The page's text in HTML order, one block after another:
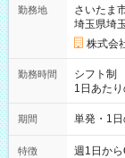
例】 ・河
×8時間＝
円の場合
円（役割手
間】試用
勤務地
さいたま
埼玉県埼
株式会
勤務時間
シフト制
1日あた
間は 試
期間 単発・1日
特徴 週1日か